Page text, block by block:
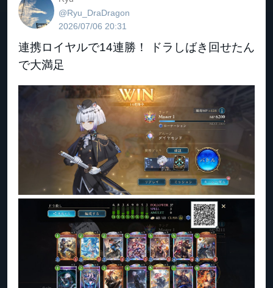
@Ryu_DraDragon
2026/07/06 20:31
連携ロイヤルで14連勝！ ドラしばき回せたん
で大満足